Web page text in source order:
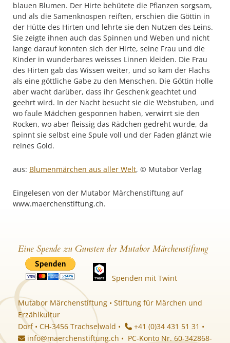
blauen Blumen. Der Hirte behütete die Pflanzen sorgsam,
und als die Samenknospen reiften, erschien die Göttin in
der Hütte des Hirten und lehrte sie den Nutzen des Leins.
Sie zeigte ihnen auch das Spinnen und Weben und nicht
lange darauf konnten sich der Hirte, seine Frau und die
Kinder in wunderbares weisses Linnen kleiden. Die Frau
des Hirten gab das Wissen weiter, und so kam der Flachs
als eine göttliche Gabe zu den Menschen. Die Göttin Holle
aber wacht darüber, dass ihr Geschenk geachtet und
geehrt wird. In der Nacht besucht sie die Webstuben, und
wo faule Mädchen gesponnen haben, verwirrt sie den
Rocken, wo aber fleissig das Rädchen gedreht wurde, da
spinnt sie selbst eine Spule voll und der Faden glänzt wie
reines Gold.
aus: Blumenmärchen aus aller Welt, © Mutabor Verlag
Eingelesen von der Mutabor Märchenstiftung auf
www.maerchenstiftung.ch.
Eine Spende zu Gunsten der Mutabor Märchenstiftung
Spenden mit Twint
Mutabor Märchenstiftung • Stiftung für Märchen und
Erzählkultur
Dorf • CH-3456 Trachselwald •
+41 (0)34 431 51 31 •
info@maerchenstiftung.ch • PC-Konto Nr. 60-342868-